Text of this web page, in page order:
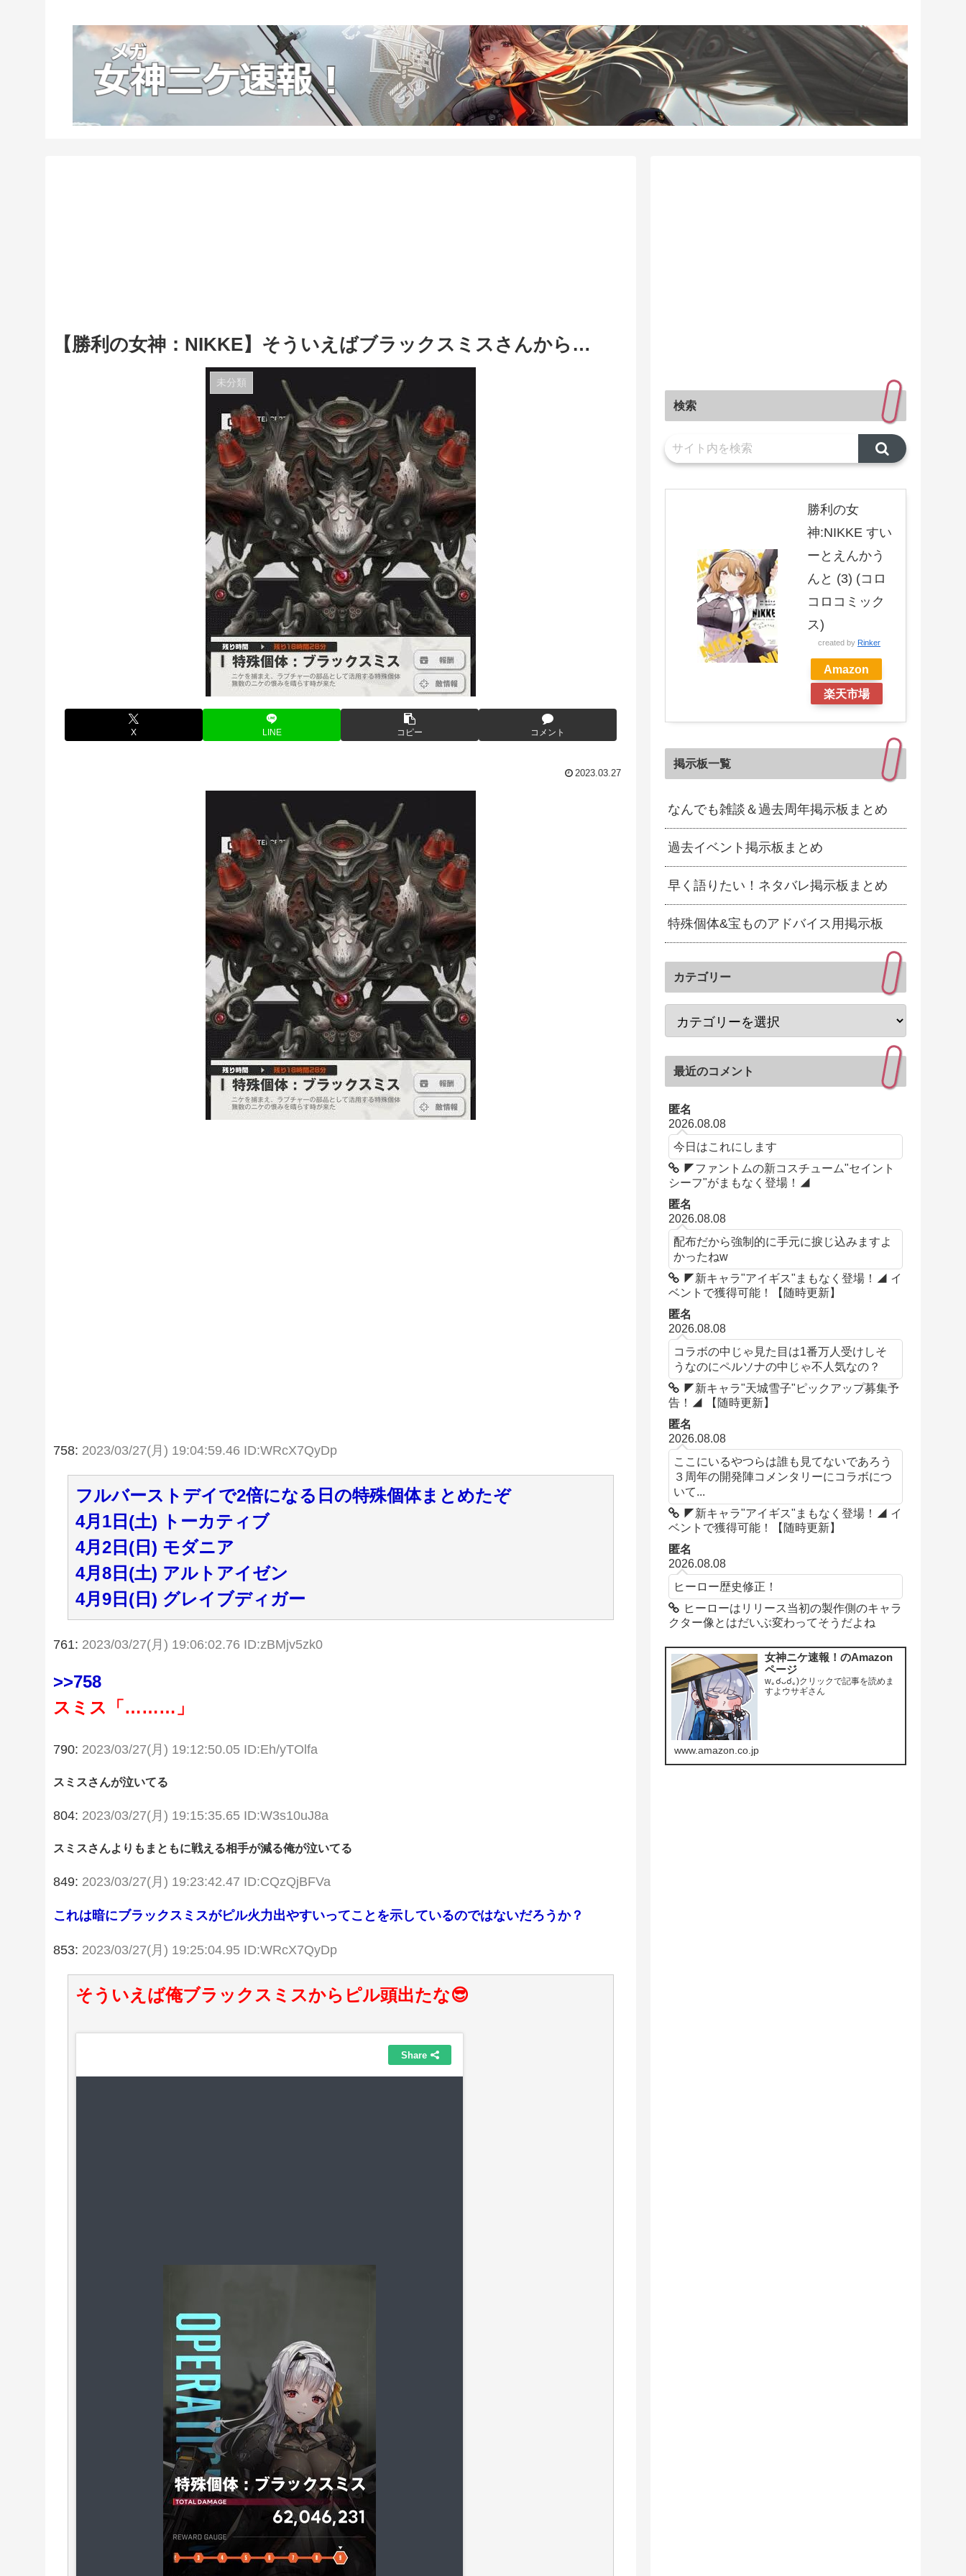
【勝利の女神：NIKKE】そういえばブラックスミスさんから…
未分類
X LINE コピー コメント
2023.03.27
758: 2023/03/27(月) 19:04:59.46 ID:WRcX7QyDp
フルバーストデイで2倍になる日の特殊個体まとめたぞ
4月1日(土) トーカティブ
4月2日(日) モダニア
4月8日(土) アルトアイゼン
4月9日(日) グレイブディガー
761: 2023/03/27(月) 19:06:02.76 ID:zBMjv5zk0
>>758
スミス「………」
790: 2023/03/27(月) 19:12:50.05 ID:Eh/yTOlfa
スミスさんが泣いてる
804: 2023/03/27(月) 19:15:35.65 ID:W3s10uJ8a
スミスさんよりもまともに戦える相手が減る俺が泣いてる
849: 2023/03/27(月) 19:23:42.47 ID:CQzQjBFVa
これは暗にブラックスミスがピル火力出やすいってことを示しているのではないだろうか？
853: 2023/03/27(月) 19:25:04.95 ID:WRcX7QyDp
そういえば俺ブラックスミスからピル頭出たな😎
検索
勝利の女
神:NIKKE すい
ーとえんかう
んと (3) (コロ
コロコミック
ス)
created by Rinker
Amazon
楽天市場
掲示板一覧
なんでも雑談＆過去周年掲示板まとめ
過去イベント掲示板まとめ
早く語りたい！ネタバレ掲示板まとめ
特殊個体&宝ものアドバイス用掲示板
カテゴリー
最近のコメント
匿名
2026.08.08
今日はこれにします
◤ファントムの新コスチューム"セイント
シーフ"がまもなく登場！◢
匿名
2026.08.08
配布だから強制的に手元に捩じ込みますよ
かったねw
◤新キャラ"アイギス"まもなく登場！◢ イ
ベントで獲得可能！【随時更新】
匿名
2026.08.08
コラボの中じゃ見た目は1番万人受けしそ
うなのにペルソナの中じゃ不人気なの？
◤新キャラ"天城雪子"ピックアップ募集予
告！◢ 【随時更新】
匿名
2026.08.08
ここにいるやつらは誰も見てないであろう
３周年の開発陣コメンタリーにコラボにつ
いて...
◤新キャラ"アイギス"まもなく登場！◢ イ
ベントで獲得可能！【随時更新】
匿名
2026.08.08
ヒーロー歴史修正！
ヒーローはリリース当初の製作側のキャラ
クター像とはだいぶ変わってそうだよね
女神ニケ速報！のAmazon
ページ
w｡☌ᴗ☌｡)クリックで記事を読めま
すよウサギさん
www.amazon.co.jp